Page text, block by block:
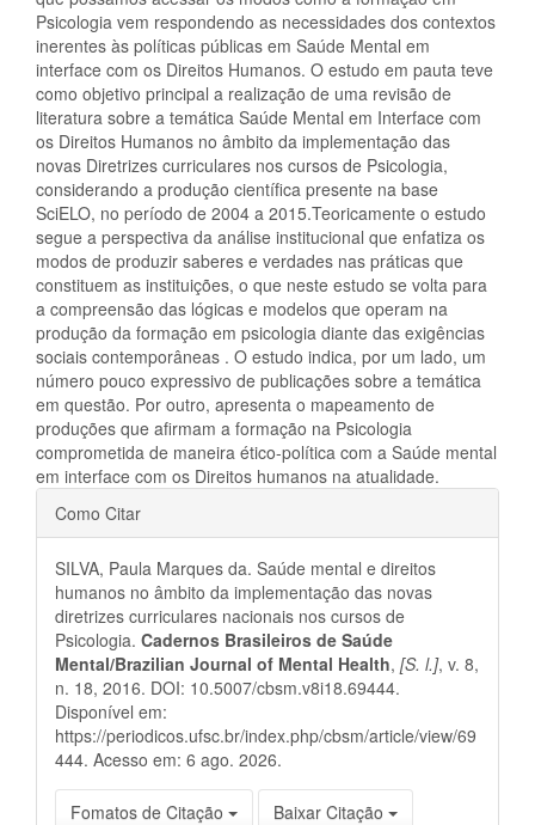
Psicologia vem respondendo as necessidades dos contextos
inerentes às políticas públicas em Saúde Mental em
interface com os Direitos Humanos. O estudo em pauta teve
como objetivo principal a realização de uma revisão de
literatura sobre a temática Saúde Mental em Interface com
os Direitos Humanos no âmbito da implementação das
novas Diretrizes curriculares nos cursos de Psicologia,
considerando a produção científica presente na base
SciELO, no período de 2004 a 2015.Teoricamente o estudo
segue a perspectiva da análise institucional que enfatiza os
modos de produzir saberes e verdades nas práticas que
constituem as instituições, o que neste estudo se volta para
a compreensão das lógicas e modelos que operam na
produção da formação em psicologia diante das exigências
sociais contemporâneas . O estudo indica, por um lado, um
número pouco expressivo de publicações sobre a temática
em questão. Por outro, apresenta o mapeamento de
produções que afirmam a formação na Psicologia
comprometida de maneira ético-política com a Saúde mental
em interface com os Direitos humanos na atualidade.
Detalhes
do
artigo
Como Citar
SILVA, Paula Marques da. Saúde mental e direitos
humanos no âmbito da implementação das novas
diretrizes curriculares nacionais nos cursos de
Psicologia. Cadernos Brasileiros de Saúde
Mental/Brazilian Journal of Mental Health, [S. l.], v. 8,
n. 18, 2016. DOI: 10.5007/cbsm.v8i18.69444.
Disponível em:
https://periodicos.ufsc.br/index.php/cbsm/article/view/69
444. Acesso em: 6 ago. 2026.
Fomatos de Citação Baixar Citação